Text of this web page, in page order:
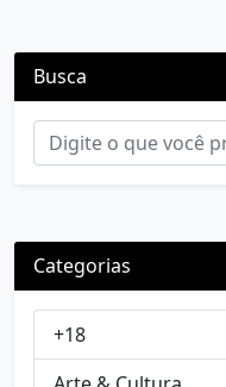
Busca
Categorias
+18